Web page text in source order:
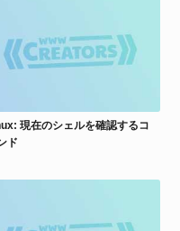
現在のシェルを確認するコ
ド